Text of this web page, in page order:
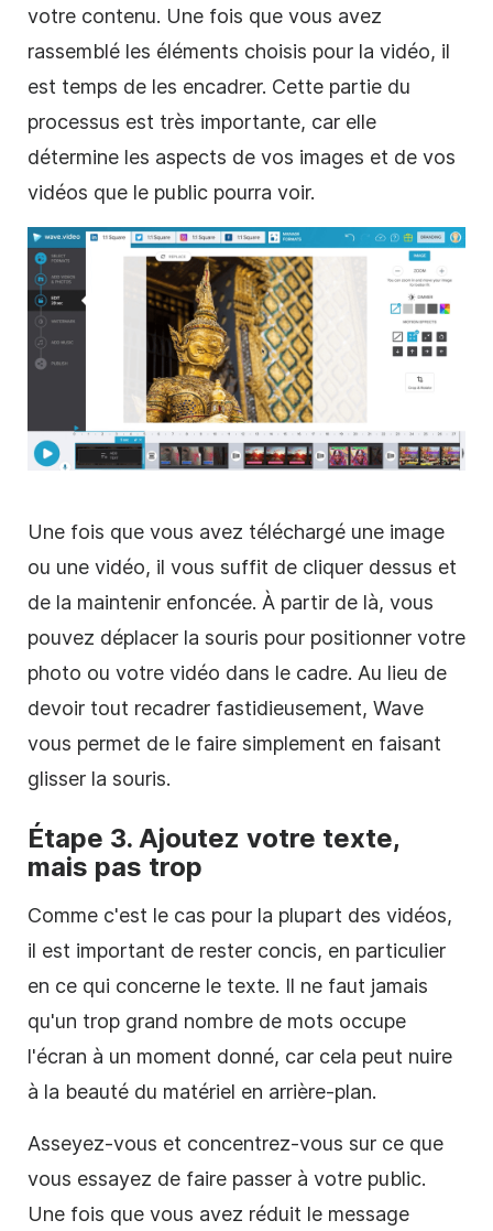
votre contenu. Une fois que vous avez
rassemblé les éléments choisis pour la vidéo, il
est temps de les encadrer. Cette partie du
processus est très importante, car elle
détermine les aspects de vos images et de vos
vidéos que le public pourra voir.
Une fois que vous avez téléchargé une image
ou une vidéo, il vous suffit de cliquer dessus et
de la maintenir enfoncée. À partir de là, vous
pouvez déplacer la souris pour positionner votre
photo ou votre vidéo dans le cadre. Au lieu de
devoir tout recadrer fastidieusement, Wave
vous permet de le faire simplement en faisant
glisser la souris.
Étape 3. Ajoutez votre texte,
mais pas trop
Comme c'est le cas pour la plupart des vidéos,
il est important de rester concis, en particulier
en ce qui concerne le texte. Il ne faut jamais
qu'un trop grand nombre de mots occupe
l'écran à un moment donné, car cela peut nuire
à la beauté du matériel en arrière-plan.
Asseyez-vous et concentrez-vous sur ce que
vous essayez de faire passer à votre public.
Une fois que vous avez réduit le message